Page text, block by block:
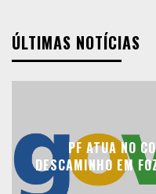
ÚLTIMAS NOTÍCIAS
PF ATUA NO
DESCAMINHO EM